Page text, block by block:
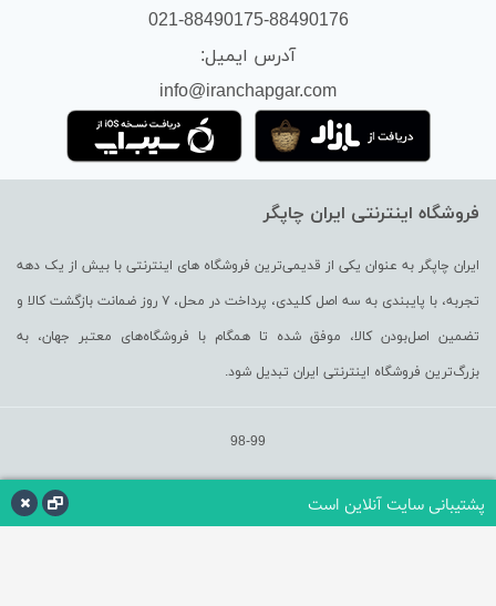
021-88490175-88490176
آدرس ایمیل:
info@iranchapgar.com
فروشگاه اینترنتی ایران چاپگر
ایران چاپگر به عنوان یکی از قدیمی‌ترین فروشگاه های اینترنتی با بیش از یک دهه
تجربه، با پایبندی به سه اصل کلیدی، پرداخت در محل، ۷ روز ضمانت بازگشت کالا و
تضمین اصل‌بودن کالا، موفق شده تا همگام با فروشگاه‌های معتبر جهان، به
بزرگ‌ترین فروشگاه اینترنتی ایران تبدیل شود.
98-99
افزودن به سبد خریدپشتیبانی سایت آنلاین است